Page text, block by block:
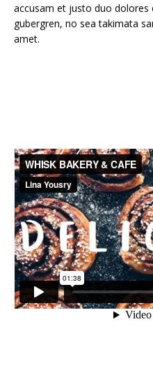
accusam et justo duo dolores
gubergren, no sea takimata
amet.